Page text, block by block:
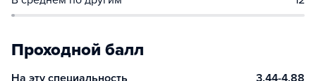
Проходной балл
На эту специальность 3.44-4.88